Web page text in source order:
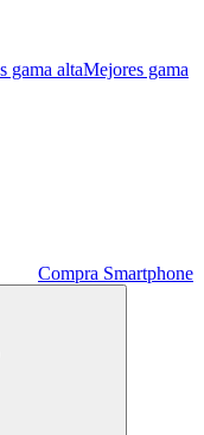
gama altaMejores gama
Compra Smartphone